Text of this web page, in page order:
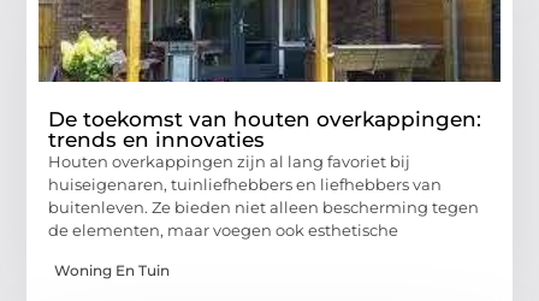
De toekomst van houten overkappingen:
trends en innovaties
Houten overkappingen zijn al lang favoriet bij
huiseigenaren, tuinliefhebbers en liefhebbers van
buitenleven. Ze bieden niet alleen bescherming tegen
de elementen, maar voegen ook esthetische
Woning En Tuin